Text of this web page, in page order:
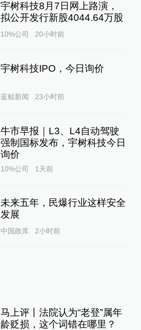
宇树科技8月7日网上路演，
拟公开发行新股4044.64万股
10%公司 20小时前
宇树科技IPO，今日询价
蓝鲸新闻 23小时前
牛市早报｜L3、L4自动驾驶
强制国标发布，宇树科技今日
询价
10%公司 1天前
未来五年，民爆行业这样安全
发展
中国政库 2小时前
马上评丨法院认为“老登”属年
龄贬损，这个词错在哪里？